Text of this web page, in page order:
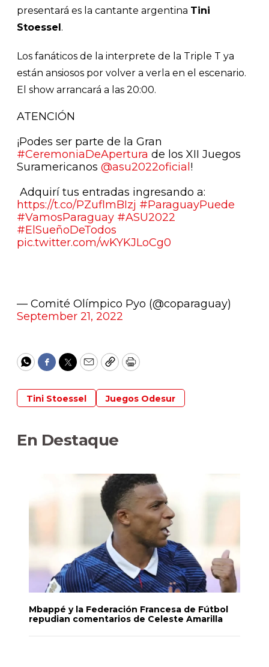
presentará es la cantante argentina Tini
Stoessel.
Los fanáticos de la interprete de la Triple T ya
están ansiosos por volver a verla en el escenario.
El show arrancará a las 20:00.
ATENCIÓN
¡Podes ser parte de la Gran
#CeremoniaDeApertura de los XII Juegos
Suramericanos @asu2022oficial!
️ Adquirí tus entradas ingresando a:
https://t.co/PZuflmBIzj #ParaguayPuede
#VamosParaguay #ASU2022
#ElSueñoDeTodos
pic.twitter.com/wKYKJLoCg0
— Comité Olímpico Pyo (@coparaguay)
September 21, 2022
WhatsApp
Facebook
Twitter
EmailCopyPrint
Tini Stoessel Juegos Odesur
En Destaque
Mbappé y la Federación Francesa de Fútbol
repudian comentarios de Celeste Amarilla